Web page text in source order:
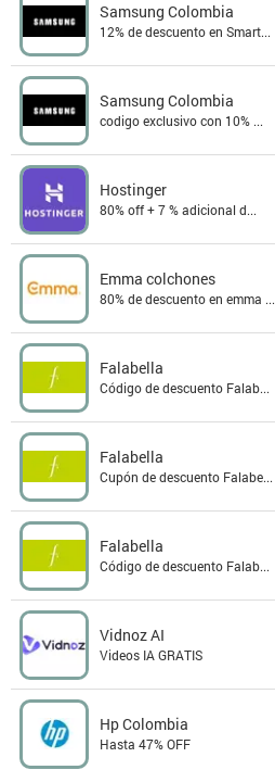
Samsung Colombia
12% de descuento en Smart...
Samsung Colombia
codigo exclusivo con 10% ...
Hostinger
80% off + 7 % adicional d...
Emma colchones
80% de descuento en emma ...
Falabella
Código de descuento Falab...
Falabella
Cupón de descuento Falabe...
Falabella
Código de descuento Falab...
Vidnoz AI
Videos IA GRATIS
Hp Colombia
Hasta 47% OFF